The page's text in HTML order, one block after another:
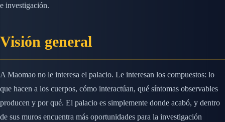
e investigación.
Visión general
A Maomao no le interesa el palacio. Le interesan los compuestos: lo
que hacen a los cuerpos, cómo interactúan, qué síntomas observables
producen y por qué. El palacio es simplemente donde acabó, y dentro
de sus muros encuentra más oportunidades para la investigación